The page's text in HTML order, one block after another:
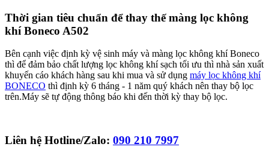
Thời gian tiêu chuẩn để thay thế màng lọc không
khí Boneco A502
Bên cạnh việc định kỳ vệ sinh máy và màng lọc không khí Boneco
thì để đảm bảo chất lượng lọc không khí sạch tối ưu thì nhà sản xuất
khuyến cáo khách hàng sau khi mua và sử dụng máy lọc không khí
BONECO thì định kỳ 6 tháng - 1 năm quý khách nên thay bộ lọc
trên.Máy sẽ tự động thông báo khi đến thời kỳ thay bộ lọc.
Liên hệ Hotline/Zalo: 090 210 7997